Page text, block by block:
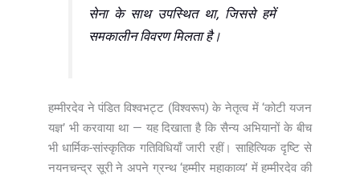
सेना के साथ उपस्थित था, जिससे हमें
समकालीन विवरण मिलता है।
हम्मीरदेव ने पंडित विश्वभट्ट (विश्वरूप) के नेतृत्व में ‘कोटी यजन
यज्ञ’ भी करवाया था — यह दिखाता है कि सैन्य अभियानों के बीच
भी धार्मिक-सांस्कृतिक गतिविधियाँ जारी रहीं। साहित्यिक दृष्टि से
नयनचन्द्र सूरी ने अपने ग्रन्थ ‘हम्मीर महाकाव्य’ में हम्मीरदेव की